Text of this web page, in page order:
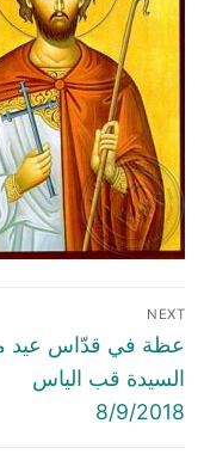
NEXT
عظة في قدّاس عيد
السيدة قب الياس
8/9/2018